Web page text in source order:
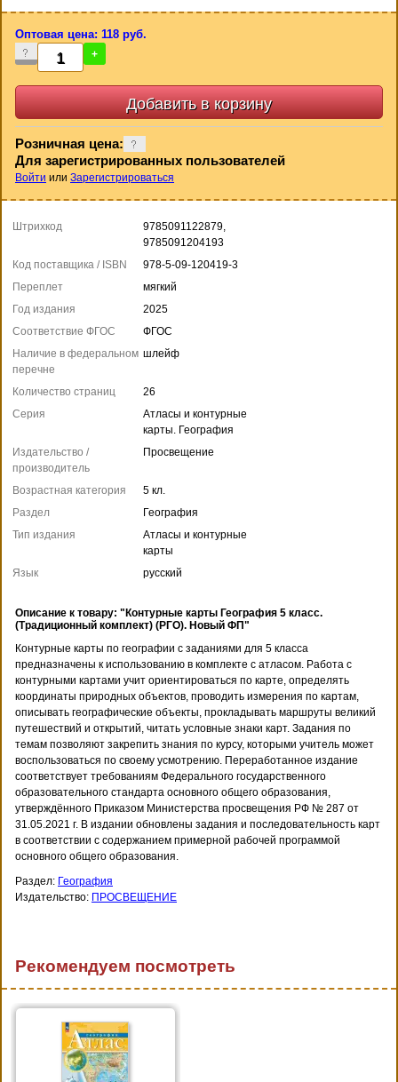
Оптовая цена: 118 руб.
- +
Розничная цена:
Для зарегистрированных пользователей
Войти или Зарегистрироваться
Штрихкод
9785091122879,
9785091204193
Код поставщика / ISBN
978-5-09-120419-3
Переплет
мягкий
Год издания
2025
Соответствие ФГОС
ФГОС
Наличие в федеральном
перечне
шлейф
Количество страниц
26
Серия
Атласы и контурные
карты. География
Издательство /
производитель
Просвещение
Возрастная категория
5 кл.
Раздел
География
Тип издания
Атласы и контурные
карты
Язык
русский
Описание к товару: "Контурные карты География 5 класс.
(Традиционный комплект) (РГО). Новый ФП"
Контурные карты по географии с заданиями для 5 класса
предназначены к использованию в комплекте с атласом. Работа с
контурными картами учит ориентироваться по карте, определять
координаты природных объектов, проводить измерения по картам,
описывать географические объекты, прокладывать маршруты великий
путешествий и открытий, читать условные знаки карт. Задания по
темам позволяют закрепить знания по курсу, которыми учитель может
воспользоваться по своему усмотрению. Переработанное издание
соответствует требованиям Федерального государственного
образовательного стандарта основного общего образования,
утверждённого Приказом Министерства просвещения РФ № 287 от
31.05.2021 г. В издании обновлены задания и последовательность карт
в соответствии с содержанием примерной рабочей программой
основного общего образования.
Раздел: География
Издательство: ПРОСВЕЩЕНИЕ
Рекомендуем посмотреть